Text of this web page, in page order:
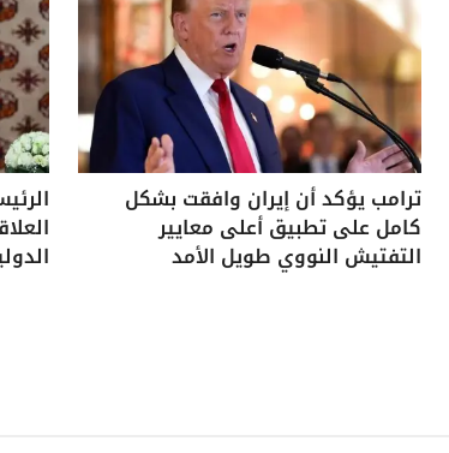
ترامب يؤكد أن إيران وافقت بشكل
كامل على تطبيق أعلى معايير
التفتيش النووي طويل الأمد